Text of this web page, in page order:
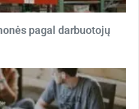
pagal darbuotojų